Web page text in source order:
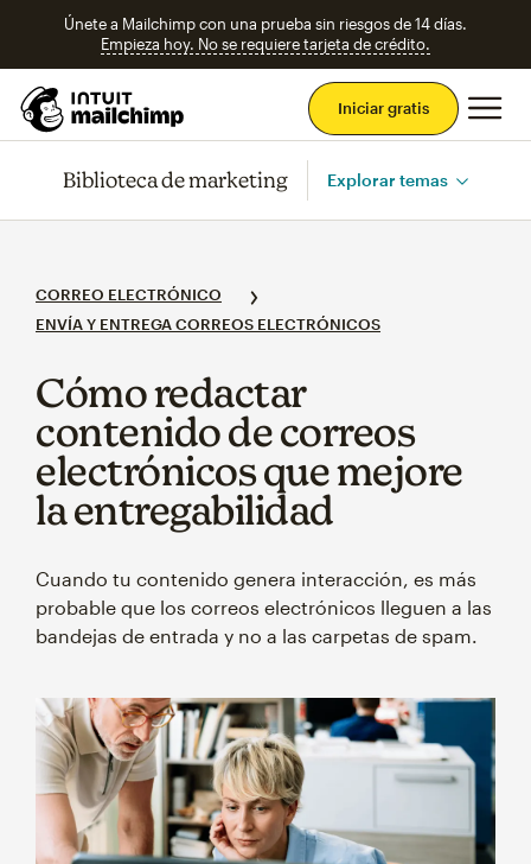
Únete a Mailchimp con una prueba sin riesgos de 14 días.
Empieza hoy. No se requiere tarjeta de crédito.
Iniciar gratis
Biblioteca de marketing Explorar temas
CORREO ELECTRÓNICO
ENVÍA Y ENTREGA CORREOS ELECTRÓNICOS
Cómo redactar
contenido de correos
electrónicos que mejore
la entregabilidad
Cuando tu contenido genera interacción, es más
probable que los correos electrónicos lleguen a las
bandejas de entrada y no a las carpetas de spam.